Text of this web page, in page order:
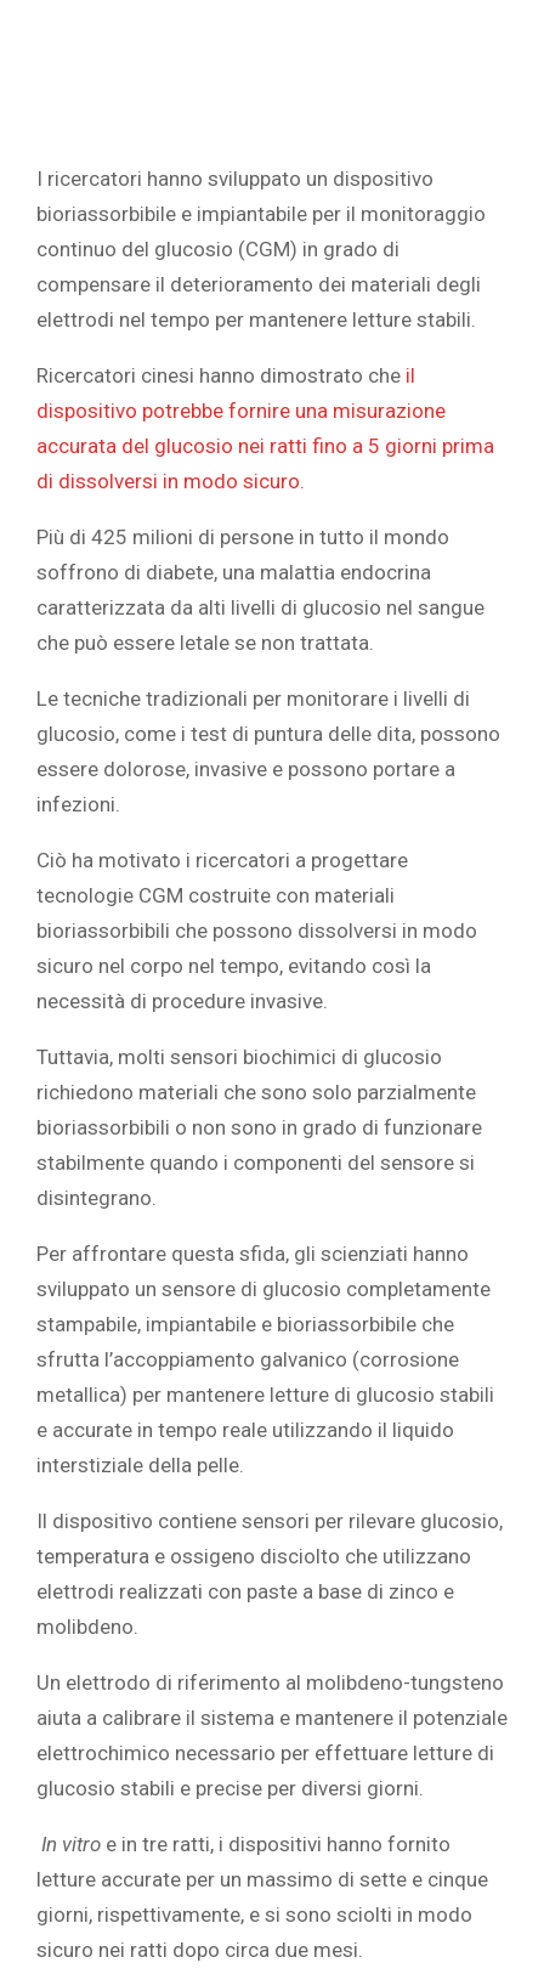
I ricercatori hanno sviluppato un dispositivo
bioriassorbibile e impiantabile per il monitoraggio
continuo del glucosio (CGM) in grado di
compensare il deterioramento dei materiali degli
elettrodi nel tempo per mantenere letture stabili.
Ricercatori cinesi hanno dimostrato che il
dispositivo potrebbe fornire una misurazione
accurata del glucosio nei ratti fino a 5 giorni prima
di dissolversi in modo sicuro.
Più di 425 milioni di persone in tutto il mondo
soffrono di diabete, una malattia endocrina
caratterizzata da alti livelli di glucosio nel sangue
che può essere letale se non trattata.
Le tecniche tradizionali per monitorare i livelli di
glucosio, come i test di puntura delle dita, possono
essere dolorose, invasive e possono portare a
infezioni.
Ciò ha motivato i ricercatori a progettare
tecnologie CGM costruite con materiali
bioriassorbibili che possono dissolversi in modo
sicuro nel corpo nel tempo, evitando così la
necessità di procedure invasive.
Tuttavia, molti sensori biochimici di glucosio
richiedono materiali che sono solo parzialmente
bioriassorbibili o non sono in grado di funzionare
stabilmente quando i componenti del sensore si
disintegrano.
Per affrontare questa sfida, gli scienziati hanno
sviluppato un sensore di glucosio completamente
stampabile, impiantabile e bioriassorbibile che
sfrutta l’accoppiamento galvanico (corrosione
metallica) per mantenere letture di glucosio stabili
e accurate in tempo reale utilizzando il liquido
interstiziale della pelle.
Il dispositivo contiene sensori per rilevare glucosio,
temperatura e ossigeno disciolto che utilizzano
elettrodi realizzati con paste a base di zinco e
molibdeno.
Un elettrodo di riferimento al molibdeno-tungsteno
aiuta a calibrare il sistema e mantenere il potenziale
elettrochimico necessario per effettuare letture di
glucosio stabili e precise per diversi giorni.
In vitro e in tre ratti, i dispositivi hanno fornito
letture accurate per un massimo di sette e cinque
giorni, rispettivamente, e si sono sciolti in modo
sicuro nei ratti dopo circa due mesi.